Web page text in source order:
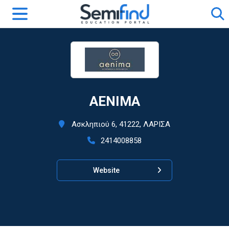
ΑΕΝΙΜΑ
Ασκληπιού 6, 41222, ΛΑΡΙΣΑ
2414008858
Website